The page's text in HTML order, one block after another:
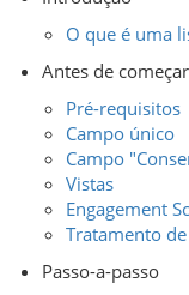
O que é uma
Antes de começar
Pré-requisitos
Campo único
Campo
Vistas
Engagement
Tratamento
Passo-a-passo